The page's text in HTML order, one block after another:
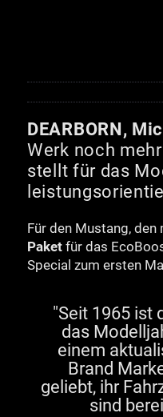
DEARBORN,
Werk noch
stellt für das
Für den Mustang,
Paket für das
Special zum ersten
"Seit 1965 ist
das
einem
Brand
geliebt, ihr
sind